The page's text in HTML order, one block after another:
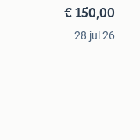
€ 150,00
28 jul 26